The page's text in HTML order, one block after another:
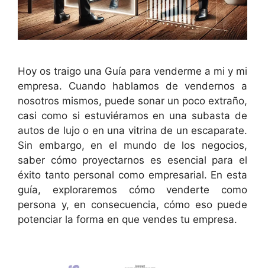
Hoy os traigo una Guía para venderme a mi y mi
empresa. Cuando hablamos de vendernos a
nosotros mismos, puede sonar un poco extraño,
casi como si estuviéramos en una subasta de
autos de lujo o en una vitrina de un escaparate.
Sin embargo, en el mundo de los negocios,
saber cómo proyectarnos es esencial para el
éxito tanto personal como empresarial. En esta
guía, exploraremos cómo venderte como
persona y, en consecuencia, cómo eso puede
potenciar la forma en que vendes tu empresa.